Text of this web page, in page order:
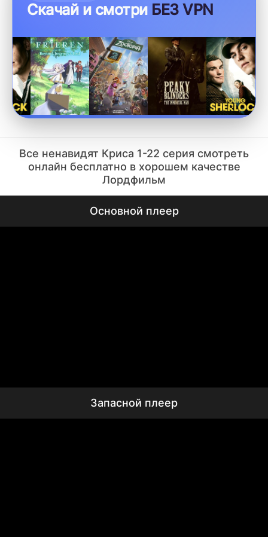
Скачай и смотри БЕЗ VPN
Все ненавидят Криса 1-22 серия смотреть
онлайн бесплатно в хорошем качестве
Лордфильм
Основной плеер
Запасной плеер